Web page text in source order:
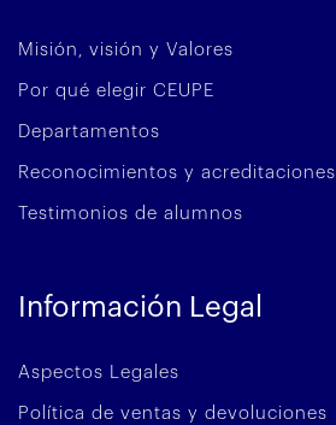
Misión, visión y Valores
Por qué elegir CEUPE
Departamentos
Reconocimientos y acreditaciones
Testimonios de alumnos
Información Legal
Aspectos Legales
Política de ventas y devoluciones